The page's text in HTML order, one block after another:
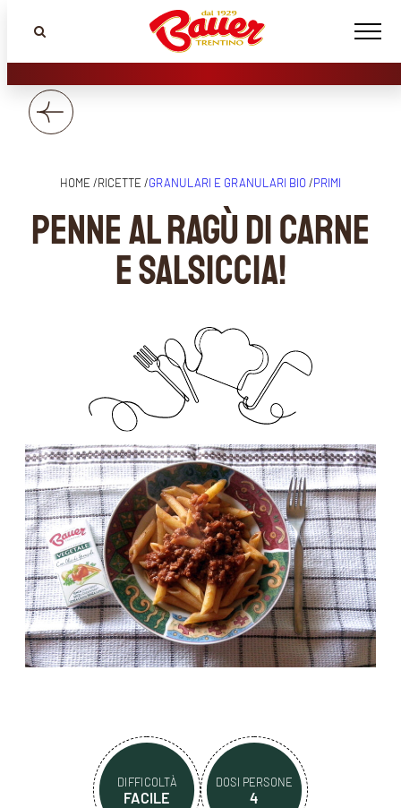
HOME /RICETTE /GRANULARI E GRANULARI BIO/PRIMI
Penne al ragù di carne
e salsiccia!
DIFFICOLTÀ
FACILE
DOSI PERSONE
4